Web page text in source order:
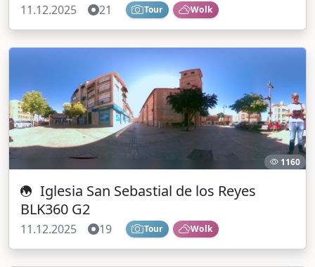
11.12.2025 21 Tour Wolk
1160
Iglesia San Sebastial de los Reyes
BLK360 G2
11.12.2025 19 Tour Wolk